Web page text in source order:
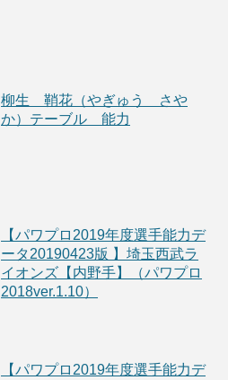
柳生 鞘花（やぎゅう さや
か）テーブル 能力
【パワプロ2019年度選手能力デ
ータ20190423版 】埼玉西武ラ
イオンズ【内野手】（パワプロ
2018ver.1.10）
【パワプロ2019年度選手能力デ